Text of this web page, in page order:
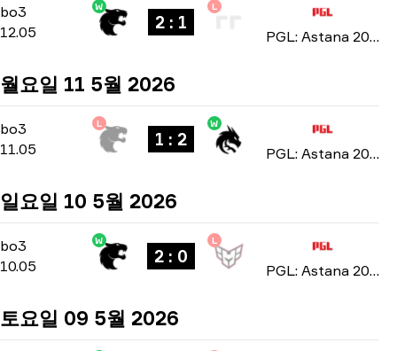
bo3 Group Stage-bo3
12.05
W
2 : 1
L
PGL: Astana 2026
월요일 11 5월 2026
bo3 Group Stage-bo3
11.05
L
1 : 2
W
PGL: Astana 2026
일요일 10 5월 2026
bo3 Group Stage-bo3
10.05
W
2 : 0
L
PGL: Astana 2026
토요일 09 5월 2026